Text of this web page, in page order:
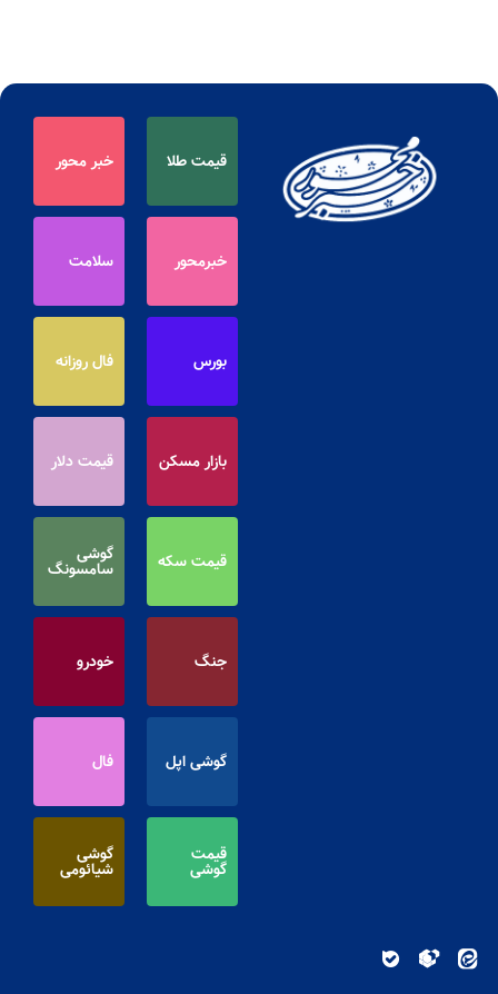
قیمت طلا خبر محور
خبرمحور سلامت
بورس فال روزانه
بازار مسکن قیمت دلار
قیمت سکه گوشی
سامسونگ
جنگ خودرو
گوشی اپل فال
قیمت
گوشی
گوشی
شیائومی